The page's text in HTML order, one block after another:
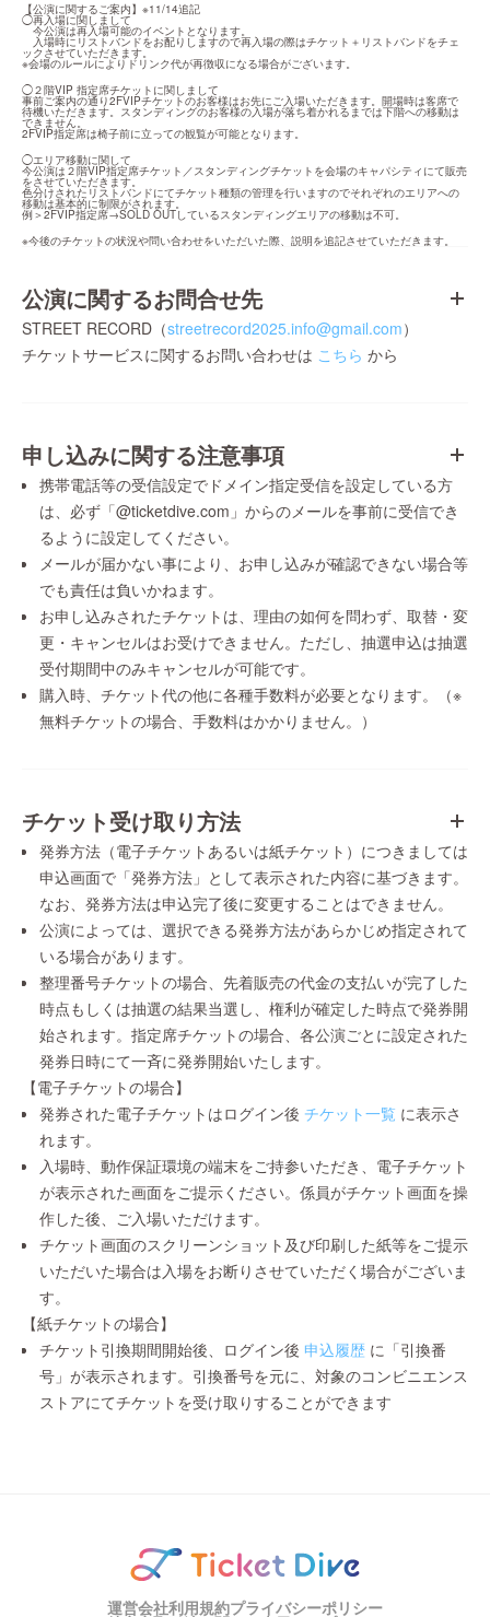
【公演に関するご案内】※11/14追記
◯再入場に関しまして
今公演は再入場可能のイベントとなります。
入場時にリストバンドをお配りしますので再入場の際はチケット＋リストバンドをチェ
ックさせていただきます。
※会場のルールによりドリンク代が再徴収になる場合がございます。
◯２階VIP 指定席チケットに関しまして
事前ご案内の通り2FVIPチケットのお客様はお先にご入場いただきます。開場時は客席で
待機いただきます。スタンディングのお客様の入場が落ち着かれるまでは下階への移動は
できません。
2FVIP指定席は椅子前に立っての観覧が可能となります。
◯エリア移動に関して
今公演は２階VIP指定席チケット／スタンディングチケットを会場のキャパシティにて販売
をさせていただきます。
色分けされたリストバンドにてチケット種類の管理を行いますのでそれぞれのエリアへの
移動は基本的に制限がされます。
例＞2FVIP指定席→SOLD OUTしているスタンディングエリアの移動は不可。
※今後のチケットの状況や問い合わせをいただいた際、説明を追記させていただきます。
公演に関するお問合せ先
STREET RECORD（streetrecord2025.info@gmail.com）
チケットサービスに関するお問い合わせは こちら から
申し込みに関する注意事項
携帯電話等の受信設定でドメイン指定受信を設定している方
は、必ず「@ticketdive.com」からのメールを事前に受信でき
るように設定してください。
メールが届かない事により、お申し込みが確認できない場合等
でも責任は負いかねます。
お申し込みされたチケットは、理由の如何を問わず、取替・変
更・キャンセルはお受けできません。ただし、抽選申込は抽選
受付期間中のみキャンセルが可能です。
購入時、チケット代の他に各種手数料が必要となります。（※
無料チケットの場合、手数料はかかりません。）
チケット受け取り方法
発券方法（電子チケットあるいは紙チケット）につきましては
申込画面で「発券方法」として表示された内容に基づきます。
なお、発券方法は申込完了後に変更することはできません。
公演によっては、選択できる発券方法があらかじめ指定されて
いる場合があります。
整理番号チケットの場合、先着販売の代金の支払いが完了した
時点もしくは抽選の結果当選し、権利が確定した時点で発券開
始されます。指定席チケットの場合、各公演ごとに設定された
発券日時にて一斉に発券開始いたします。
【電子チケットの場合】
発券された電子チケットはログイン後 チケット一覧 に表示さ
れます。
入場時、動作保証環境の端末をご持参いただき、電子チケット
が表示された画面をご提示ください。係員がチケット画面を操
作した後、ご入場いただけます。
チケット画面のスクリーンショット及び印刷した紙等をご提示
いただいた場合は入場をお断りさせていただく場合がございま
す。
【紙チケットの場合】
チケット引換期間開始後、ログイン後 申込履歴 に「引換番
号」が表示されます。引換番号を元に、対象のコンビニエンス
ストアにてチケットを受け取りすることができます
運営会社利用規約プライバシーポリシー